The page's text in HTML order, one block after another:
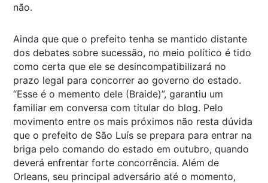
não.
Ainda que que o prefeito tenha se mantido distante
dos debates sobre sucessão, no meio político é tido
como certa que ele se desincompatibilizará no
prazo legal para concorrer ao governo do estado.
“Esse é o memento dele (Braide)”, garantiu um
familiar em conversa com titular do blog. Pelo
movimento entre os mais próximos não resta dúvida
que o prefeito de São Luís se prepara para entrar na
briga pelo comando do estado em outubro, quando
deverá enfrentar forte concorrência. Além de
Orleans, seu principal adversário até o momento,